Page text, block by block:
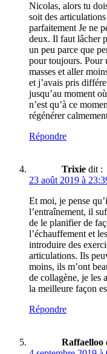
Nicolas, alors tu
soit des
parfaitement Je ne
deux. Il faut lâcher
un peu parce que
pour toujours. Pour
masses et aller
et j’avais pris
jusqu’au moment
n’est qu’à ce
régénérer
Répondre
Trixie dit :
23 août 2019 à
Et moi, je pense
l’entraînement, il
de le planifier de
l’échauffement et
introduire des
articulations. Ils
moins, ils m’ont
de collagène, je les
la meilleure façon
Répondre
Raffaelloo